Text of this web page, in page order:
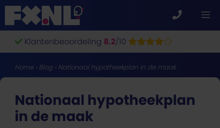
Ga
naar
de
inhoudKlantenbeoordeling 8.2/10
Home› Blog › Nationaal hypotheekplan in de maak
Nationaal hypotheekplan
in de maak